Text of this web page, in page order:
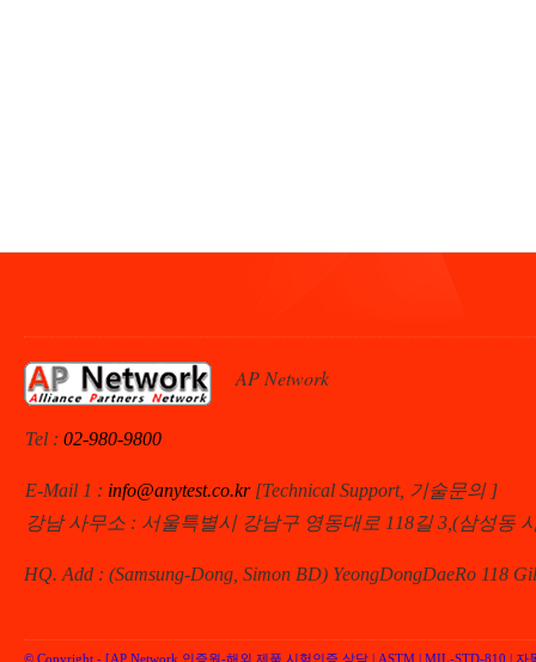
AP Network
Tel : 02-980-9800
E-Mail 1 : info@anytest.co.kr [Technical Support, 기술문의 ]
강남 사무소 : 서울특별시 강남구 영동대로 118길 3,(삼성동
HQ. Add : (Samsung-Dong, Simon BD) YeongDongDaeRo 118
© Copyright - [AP Network 인증원-해외 제품 시험인증 상담 | ASTM | MIL-STD-810 | 자